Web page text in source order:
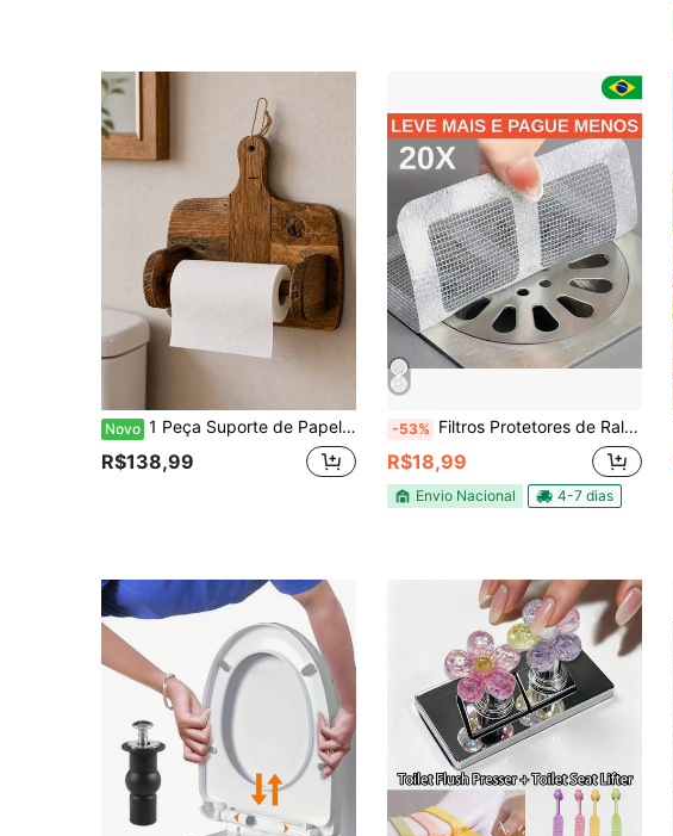
Novo 1 Peça Suporte de Papel Higiênico, Suporte de Papel de Cozinha, Suporte de Papel Montado na Parede, Sem Furos, Estilo Vintage, Decoração de Parede em Forma de Tábua de Corte para Casa, Cabana, Cafeteria, Utensílios de Cozinha, Adequado para Armazenamento de Banheiro e Cozinha.
R$138,99
-53% Filtros Protetores de Ralo Tampa Anti Entupimento e Anti Insetos Para Casa Fácil e Pratico
R$18,99
Envio Nacional 4-7 dias